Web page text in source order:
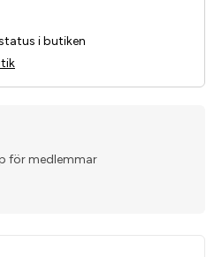
i butiken
för medlemmar